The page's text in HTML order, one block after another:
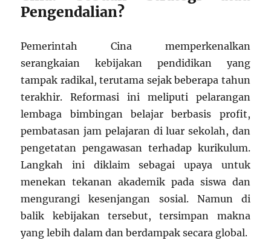
Pengendalian?
Pemerintah Cina memperkenalkan
serangkaian kebijakan pendidikan yang
tampak radikal, terutama sejak beberapa tahun
terakhir. Reformasi ini meliputi pelarangan
lembaga bimbingan belajar berbasis profit,
pembatasan jam pelajaran di luar sekolah, dan
pengetatan pengawasan terhadap kurikulum.
Langkah ini diklaim sebagai upaya untuk
menekan tekanan akademik pada siswa dan
mengurangi kesenjangan sosial. Namun di
balik kebijakan tersebut, tersimpan makna
yang lebih dalam dan berdampak secara global.